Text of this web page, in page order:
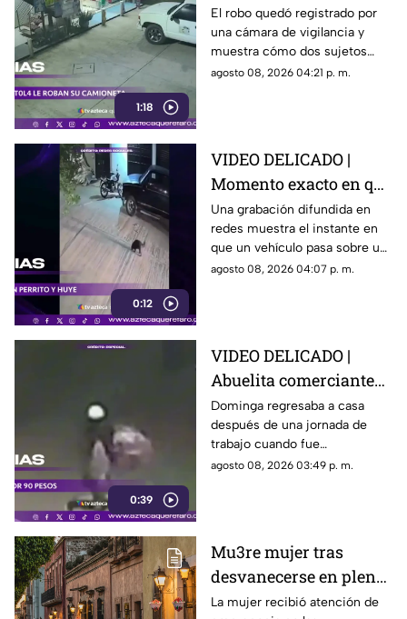
1:18
hombres enc4ñonan a
conductor y se llevan
su camioneta
El robo quedó registrado por
una cámara de vigilancia y
muestra cómo dos sujetos
obligaron a un conductor y a
agosto 08, 2026 04:21 p. m.
0:12
VIDEO DELICADO |
Momento exacto en que
camioneta atropella a
un perro y conductor
escapa
Una grabación difundida en
redes muestra el instante en
que un vehículo pasa sobre un
perro y continúa su camino sin
agosto 08, 2026 04:07 p. m.
0:39
VIDEO DELICADO |
Abuelita comerciante
es as3sin4da en Puebla
por 90 pesos
Dominga regresaba a casa
después de una jornada de
trabajo cuando fue
interceptada por un hombre
agosto 08, 2026 03:49 p. m.
Mu3re mujer tras
desvanecerse en plena
vía pública en el Centro
La mujer recibió atención de